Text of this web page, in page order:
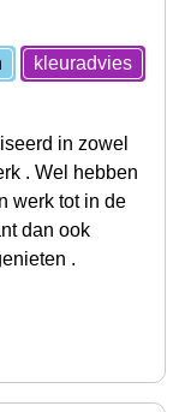
kleuradvies
in zowel
. Wel hebben
werk tot in de
dan ook
.